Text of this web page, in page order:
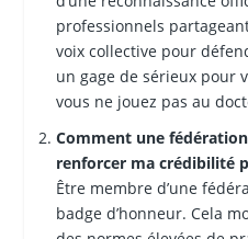
professionnels
voix collective pour
un gage de sérieux pour
vous ne jouez pas au
Comment une
renforcer ma crédibilité
Être membre d’une
badge d’honneur. Cela